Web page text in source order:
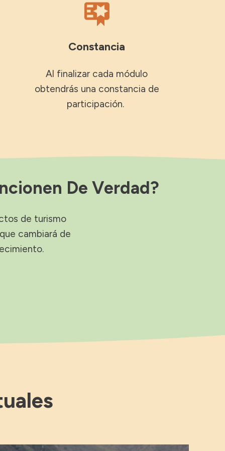
Constancia
Al finalizar cada módulo
obtendrás una constancia de
participación.
De Verdad?
de turismo
cambiará de